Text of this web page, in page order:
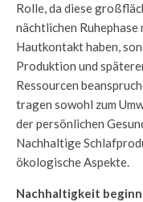
Rolle, da diese
nächtlichen
Hautkontakt haben,
Produktion und
Ressourcen
tragen sowohl zum
der persönlichen
Nachhaltige
ökologische Aspekte.
Nachhaltigkeit